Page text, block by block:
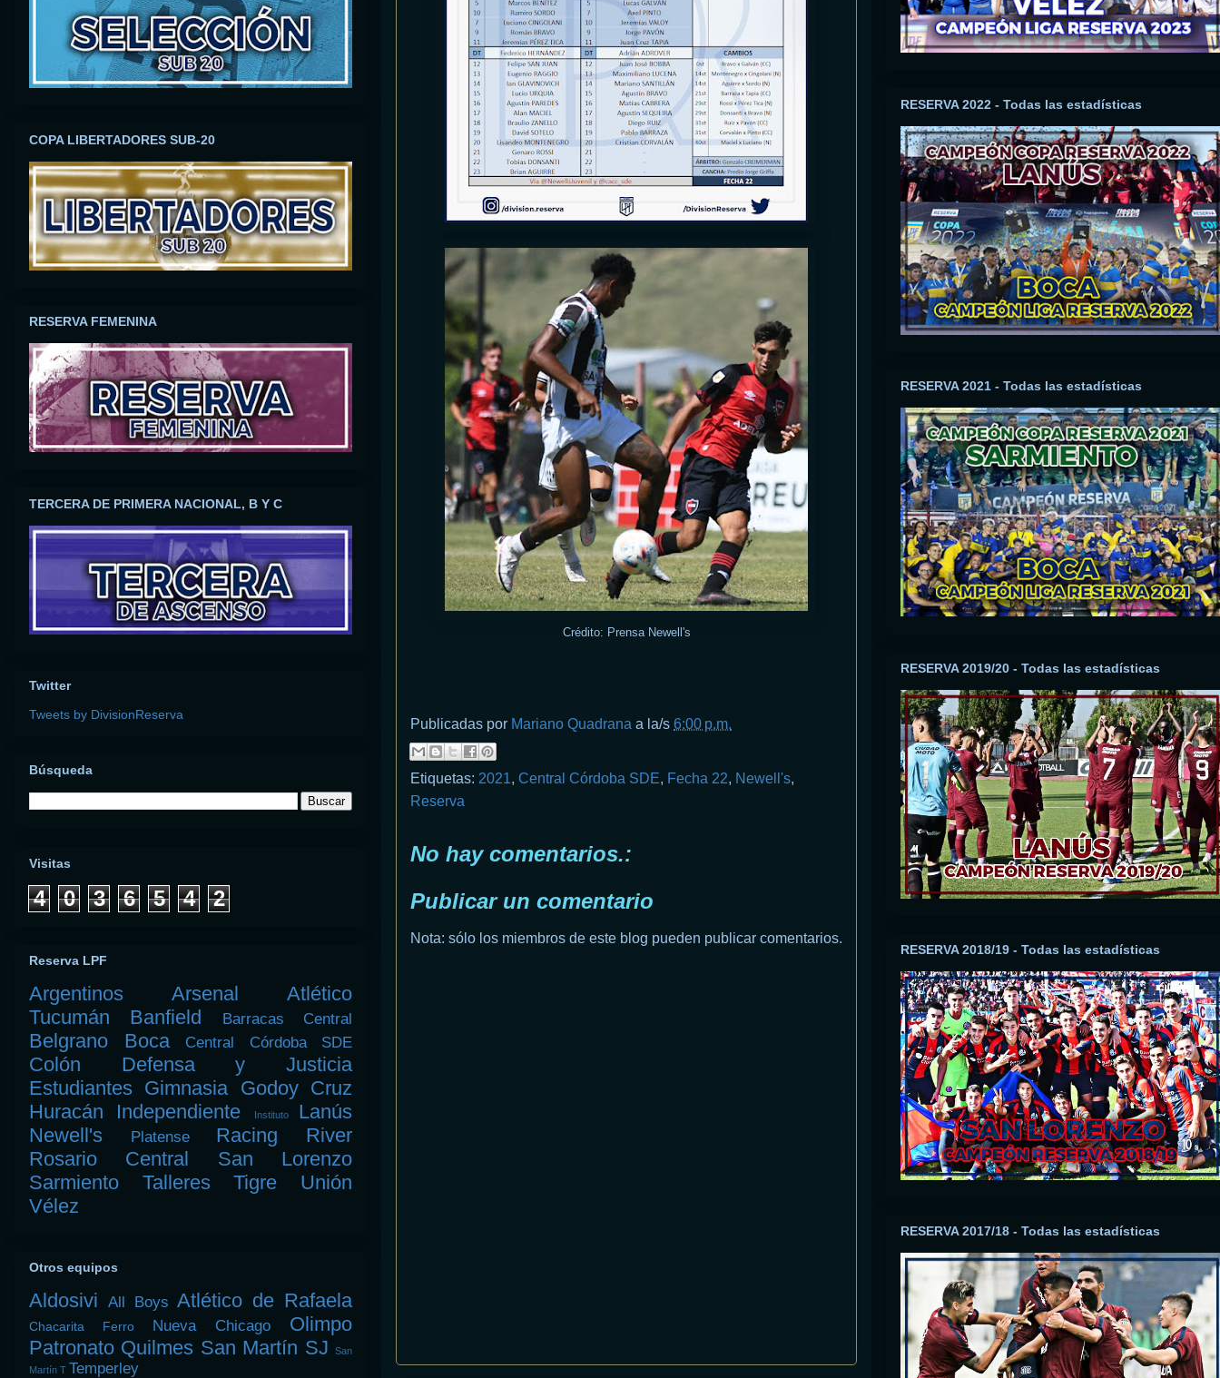
Crédito: Prensa Newell's
Publicadas por Mariano Quadrana a la/s 6:00 p.m.
Etiquetas: 2021, Central Córdoba SDE, Fecha 22, Newell's,
Reserva
No hay comentarios.:
Publicar un comentario
Nota: sólo los miembros de este blog pueden publicar comentarios.
COPA LIBERTADORES SUB-20
RESERVA FEMENINA
TERCERA DE PRIMERA NACIONAL, B Y C
Twitter
Tweets by DivisionReserva
Búsqueda
Visitas
4 0 3 6 5 4 2
Reserva LPF
Argentinos Arsenal
Atlético
Tucumán
Banfield Barracas Central
Belgrano Boca Central Córdoba SDE
Colón
Defensa y Justicia
Estudiantes Gimnasia Godoy Cruz
Huracán
Independiente Instituto
Lanús
Newell's
Platense Racing
River
Rosario Central
San Lorenzo
Sarmiento
Talleres Tigre
Unión
Vélez
Otros equipos
Aldosivi All Boys Atlético de Rafaela
Chacarita Ferro Nueva Chicago
Olimpo
Patronato Quilmes San Martín SJ
San
Martín T Temperley
RESERVA 2022 - Todas las estadísticas
RESERVA 2021 - Todas las estadísticas
RESERVA 2019/20 - Todas las estadísticas
RESERVA 2018/19 - Todas las estadísticas
RESERVA 2017/18 - Todas las estadísticas